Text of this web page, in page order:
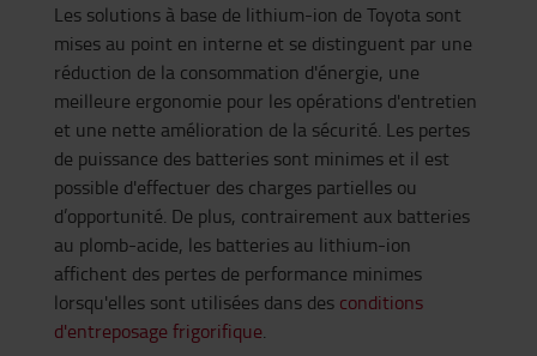
Les solutions à base de lithium-ion de Toyota sont
mises au point en interne et se distinguent par une
réduction de la consommation d'énergie, une
meilleure ergonomie pour les opérations d'entretien
et une nette amélioration de la sécurité. Les pertes
de puissance des batteries sont minimes et il est
possible d'effectuer des charges partielles ou
d’opportunité. De plus, contrairement aux batteries
au plomb-acide, les batteries au lithium-ion
affichent des pertes de performance minimes
lorsqu'elles sont utilisées dans des conditions
d'entreposage frigorifique.